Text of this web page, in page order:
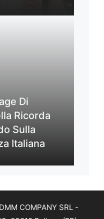
Di
Ricorda
Sulla
Italiana
COMPANY SRL -